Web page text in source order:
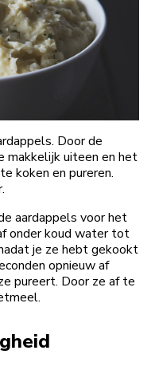
Door de
makkelijk uiteen en het
koken en pureren.
aardappels voor het
onder koud water tot
je ze hebt gekookt
opnieuw af
pureert. Door ze af te